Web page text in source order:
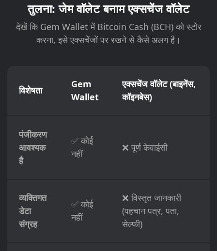
तुलना: जेम वॉलेट बनाम एक्सचेंज वॉलेट
देखें कि Gem Wallet में Bitcoin Cash (BCH) को स्टोर
करना, इसे एक्सचेंजों पर रखने से कैसे अलग है।
विशेषता
Gem
Wallet
एक्सचेंज वॉलेट (बाइनेंस,
कॉइनबेस)
पंजीकरण
आवश्यक
है
✅ कोई
नहीं
❌ पूर्ण केवाईसी
व्यक्तिगत
डेटा
संग्रह
✅ कोई
नहीं
❌ विस्तृत जानकारी
(पहचान पत्र, पता,
सेल्फी)